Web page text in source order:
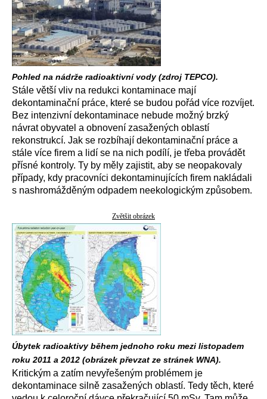
Pohled na nádrže radioaktivní vody (zdroj TEPCO).
Stále větší vliv na redukci kontaminace mají
dekontaminační práce, které se budou pořád více rozvíjet.
Bez intenzivní dekontaminace nebude možný brzký
návrat obyvatel a obnovení zasažených oblastí
rekonstrukcí. Jak se rozbíhají dekontaminační práce a
stále více firem a lidí se na nich podílí, je třeba provádět
přísné kontroly. Ty by měly zajistit, aby se neopakovaly
případy, kdy pracovníci dekontaminujících firem nakládali
s nashromážděným odpadem neekologickým způsobem.
Zvětšit obrázek
Úbytek radioaktivy během jednoho roku mezi listopadem
roku 2011 a 2012 (obrázek převzat ze stránek WNA).
Kritickým a zatím nevyřešeným problémem je
dekontaminace silně zasažených oblastí. Tedy těch, které